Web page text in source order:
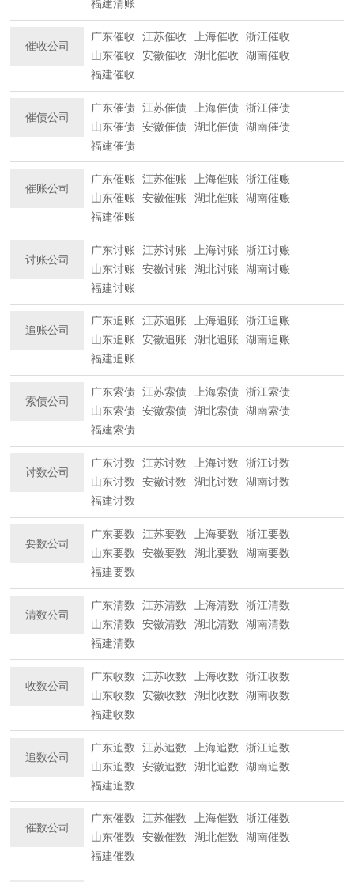
福建清账
催收公司
广东催收 江苏催收 上海催收
浙江催收
山东催收
安徽催收 湖北催收
湖南催收
福建催收
催债公司
广东催债 江苏催债 上海催债 浙江催债
山东催债 安徽催债 湖北催债 湖南催债
福建催债
催账公司
广东催账 江苏催账 上海催账
浙江催账
山东催账
安徽催账 湖北催账
湖南催账
福建催账
讨账公司
广东讨账 江苏讨账 上海讨账
浙江讨账
山东讨账
安徽讨账 湖北讨账
湖南讨账
福建讨账
追账公司
广东追账 江苏追账 上海追账
浙江追账
山东追账
安徽追账 湖北追账
湖南追账
福建追账
索债公司
广东索债 江苏索债 上海索债 浙江索债
山东索债 安徽索债 湖北索债 湖南索债
福建索债
讨数公司
广东讨数 江苏讨数 上海讨数
浙江讨数
山东讨数
安徽讨数 湖北讨数
湖南讨数
福建讨数
要数公司
广东要数 江苏要数 上海要数
浙江要数
山东要数
安徽要数 湖北要数
湖南要数
福建要数
清数公司
广东清数 江苏清数 上海清数
浙江清数
山东清数
安徽清数 湖北清数
湖南清数
福建清数
收数公司
广东收数 江苏收数 上海收数
浙江收数
山东收数
安徽收数 湖北收数
湖南收数
福建收数
追数公司
广东追数 江苏追数 上海追数
浙江追数
山东追数
安徽追数 湖北追数
湖南追数
福建追数
催数公司
广东催数 江苏催数 上海催数
浙江催数
山东催数
安徽催数 湖北催数
湖南催数
福建催数